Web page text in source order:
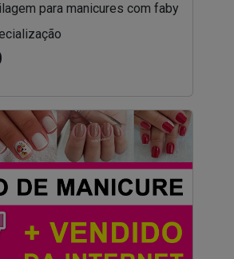
para manicures com faby